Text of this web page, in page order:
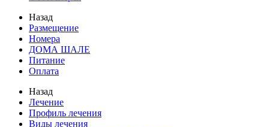
Назад
Размещение
Номера
ДОМА ШАЛЕ
Питание
Оплата
Назад
Лечение
Профиль лечения
Виды лечения